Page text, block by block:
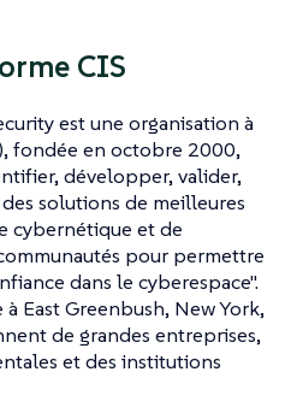
CIS
est une organisation à
fondée en octobre 2000,
développer, valider,
solutions de meilleures
cybernétique et de
pour permettre
dans le cyberespace".
à East Greenbush, New York,
de grandes entreprises,
et des institutions